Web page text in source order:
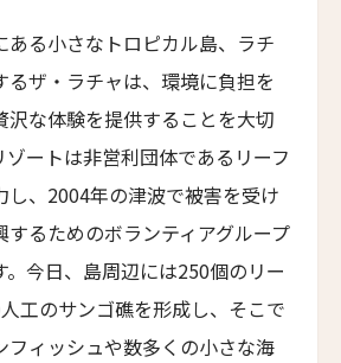
ゲルナー・ヘーフェ
ードス
ある小さなトロピカル島、ラチ
るザ・ラチャは、環境に負担を
沢な体験を提供することを大切
ゾートは非営利団体であるリーフ
し、2004年の津波で被害を受け
するためのボランティアグループ
。今日、島周辺には250個のリー
工のサンゴ礁を形成し、そこで
フィッシュや数多くの小さな海